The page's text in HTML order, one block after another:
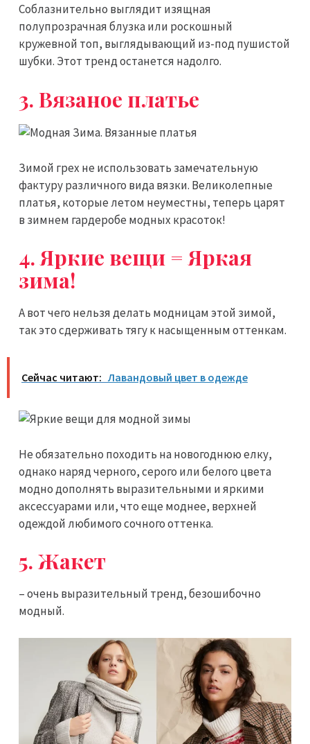
Соблазнительно выглядит изящная
полупрозрачная блузка или роскошный
кружевной топ, выглядывающий из-под пушистой
шубки. Этот тренд останется надолго.
3. Вязаное платье
Зимой грех не использовать замечательную
фактуру различного вида вязки. Великолепные
платья, которые летом неуместны, теперь царят
в зимнем гардеробе модных красоток!
4. Яркие вещи = Яркая
зима!
А вот чего нельзя делать модницам этой зимой,
так это сдерживать тягу к насыщенным оттенкам.
Сейчас читают: Лавандовый цвет в одежде
Не обязательно походить на новогоднюю елку,
однако наряд черного, серого или белого цвета
модно дополнять выразительными и яркими
аксессуарами или, что еще моднее, верхней
одеждой любимого сочного оттенка.
5. Жакет
– очень выразительный тренд, безошибочно
модный.